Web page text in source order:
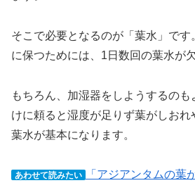
そこで必要となるのが「葉水」で
に保つためには、1日数回の葉水が
もちろん、加湿器をしようするの
けに頼ると湿度が足りず葉がしお
葉水が基本になります。
あわせて読みたい
「アジアンタムの葉